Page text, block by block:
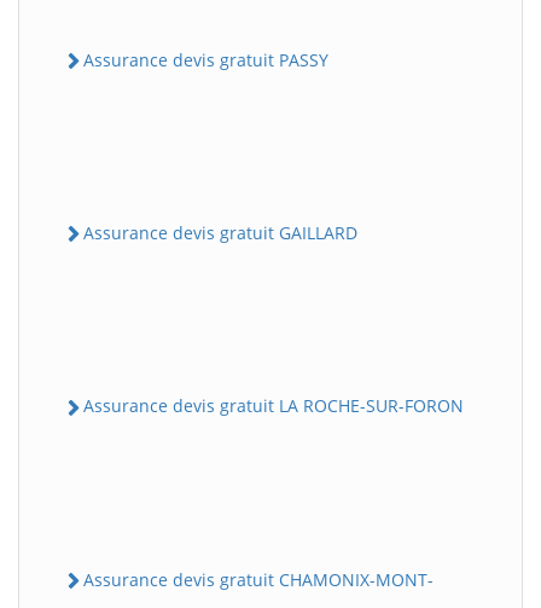
Assurance devis gratuit PASSY
Assurance devis gratuit GAILLARD
Assurance devis gratuit LA ROCHE-SUR-FORON
Assurance devis gratuit CHAMONIX-MONT-